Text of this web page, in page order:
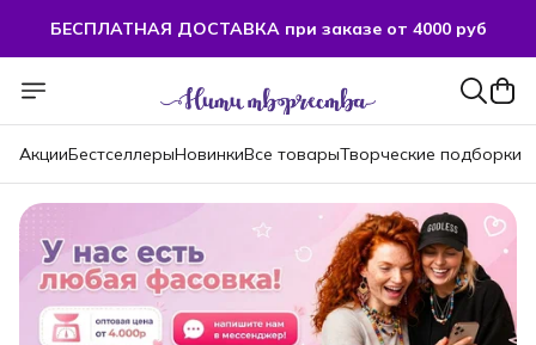
БЕСПЛАТНАЯ ДОСТАВКА при заказе от 4000 руб
БЕСПЛАТНАЯ ДОСТАВКА при заказе от 4000 руб
АкцииБестселлерыНовинкиВсе товарыТворческие подборки